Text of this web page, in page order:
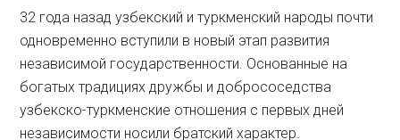
32 года назад узбекский и туркменский народы почти
одновременно вступили в новый этап развития
независимой государственности. Основанные на
богатых традициях дружбы и добрососедства
узбекско-туркменские отношения с первых дней
независимости носили братский характер.